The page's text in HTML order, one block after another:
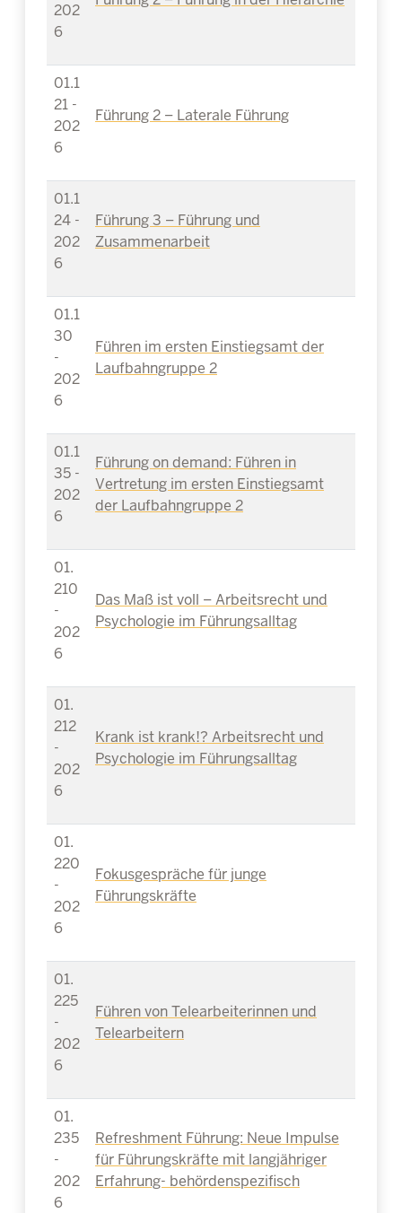
202
6
01.1
21 -
202
6
Führung 2 – Laterale Führung
01.1
24 -
202
6
Führung 3 – Führung und
Zusammenarbeit
01.1
30
-
202
6
Führen im ersten Einstiegsamt der
Laufbahngruppe 2
01.1
35 -
202
6
Führung on demand: Führen in
Vertretung im ersten Einstiegsamt
der Laufbahngruppe 2
01.
210
-
202
6
Das Maß ist voll – Arbeitsrecht und
Psychologie im Führungsalltag
01.
212
-
202
6
Krank ist krank!? Arbeitsrecht und
Psychologie im Führungsalltag
01.
220
-
202
6
Fokusgespräche für junge
Führungskräfte
01.
225
-
202
6
Führen von Telearbeiterinnen und
Telearbeitern
01.
235
-
202
6
Refreshment Führung: Neue Impulse
für Führungskräfte mit langjähriger
Erfahrung- behördenspezifisch